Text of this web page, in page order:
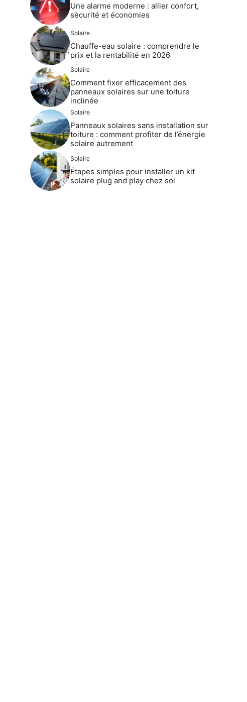
Une alarme moderne : allier confort,
sécurité et économies
Solaire
Chauffe-eau solaire : comprendre le
prix et la rentabilité en 2026
Solaire
Comment fixer efficacement des
panneaux solaires sur une toiture
inclinée
Solaire
Panneaux solaires sans installation sur
toiture : comment profiter de l’énergie
solaire autrement
Solaire
Étapes simples pour installer un kit
solaire plug and play chez soi